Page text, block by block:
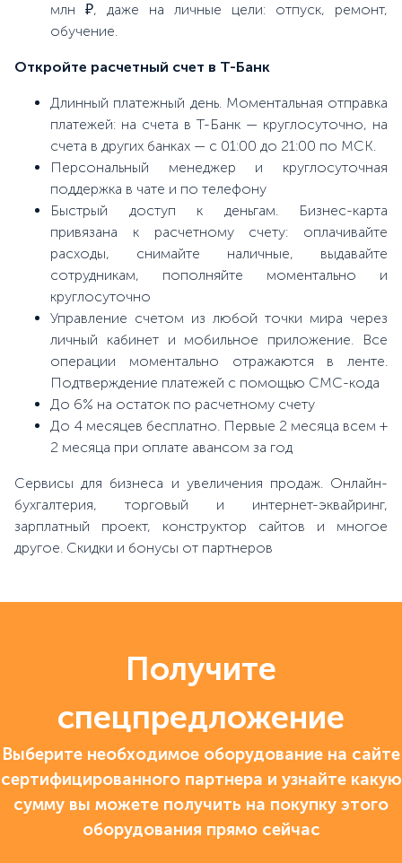
млн ₽, даже на личные цели: отпуск, ремонт,
обучение.
Откройте расчетный счет в Т-Банк
Длинный платежный день. Моментальная отправка
платежей: на счета в Т-Банк — круглосуточно, на
счета в других банках — с 01:00 до 21:00 по МСК.
Персональный менеджер и круглосуточная
поддержка в чате и по телефону
Быстрый доступ к деньгам. Бизнес-карта
привязана к расчетному счету: оплачивайте
расходы, снимайте наличные, выдавайте
сотрудникам, пополняйте моментально и
круглосуточно
Управление счетом из любой точки мира через
личный кабинет и мобильное приложение. Все
операции моментально отражаются в ленте.
Подтверждение платежей с помощью СМС-кода
До 6% на остаток по расчетному счету
До 4 месяцев бесплатно. Первые 2 месяца всем +
2 месяца при оплате авансом за год
Сервисы для бизнеса и увеличения продаж. Онлайн-
бухгалтерия, торговый и интернет-эквайринг,
зарплатный проект, конструктор сайтов и многое
другое. Скидки и бонусы от партнеров
Получите
спецпредложение
Выберите необходимое оборудование на сайте
сертифицированного партнера и узнайте какую
сумму вы можете получить на покупку этого
оборудования прямо сейчас